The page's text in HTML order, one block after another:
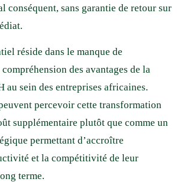
conséquent, sans garantie de retour sur
réside dans le manque de
des avantages de la
au sein des entreprises africaines.
percevoir cette transformation
supplémentaire plutôt que comme un
permettant d’accroître
et la compétitivité de leur
terme.